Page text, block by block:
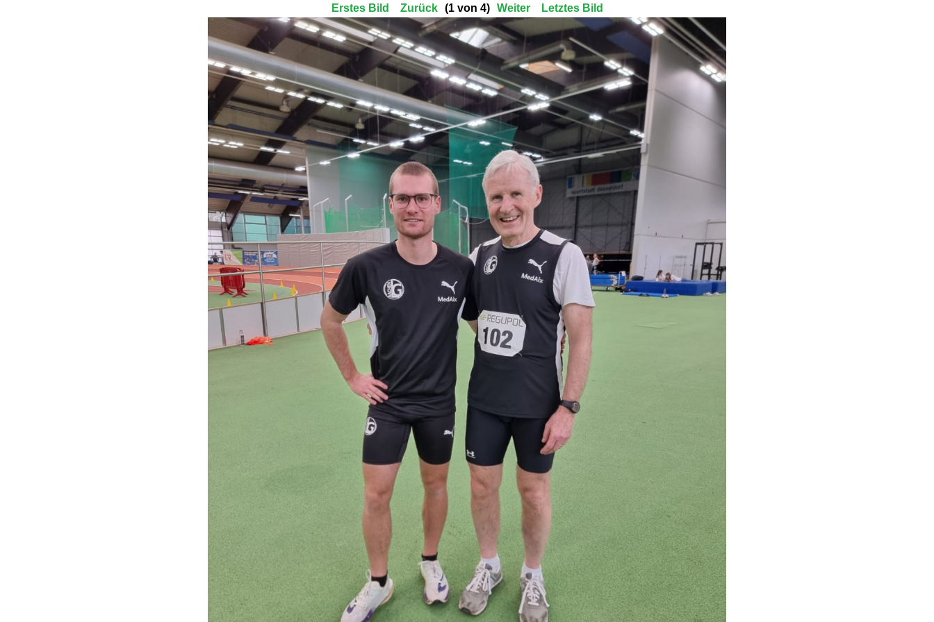
Erstes Bild Zurück (1 von 4) Weiter Letztes Bild